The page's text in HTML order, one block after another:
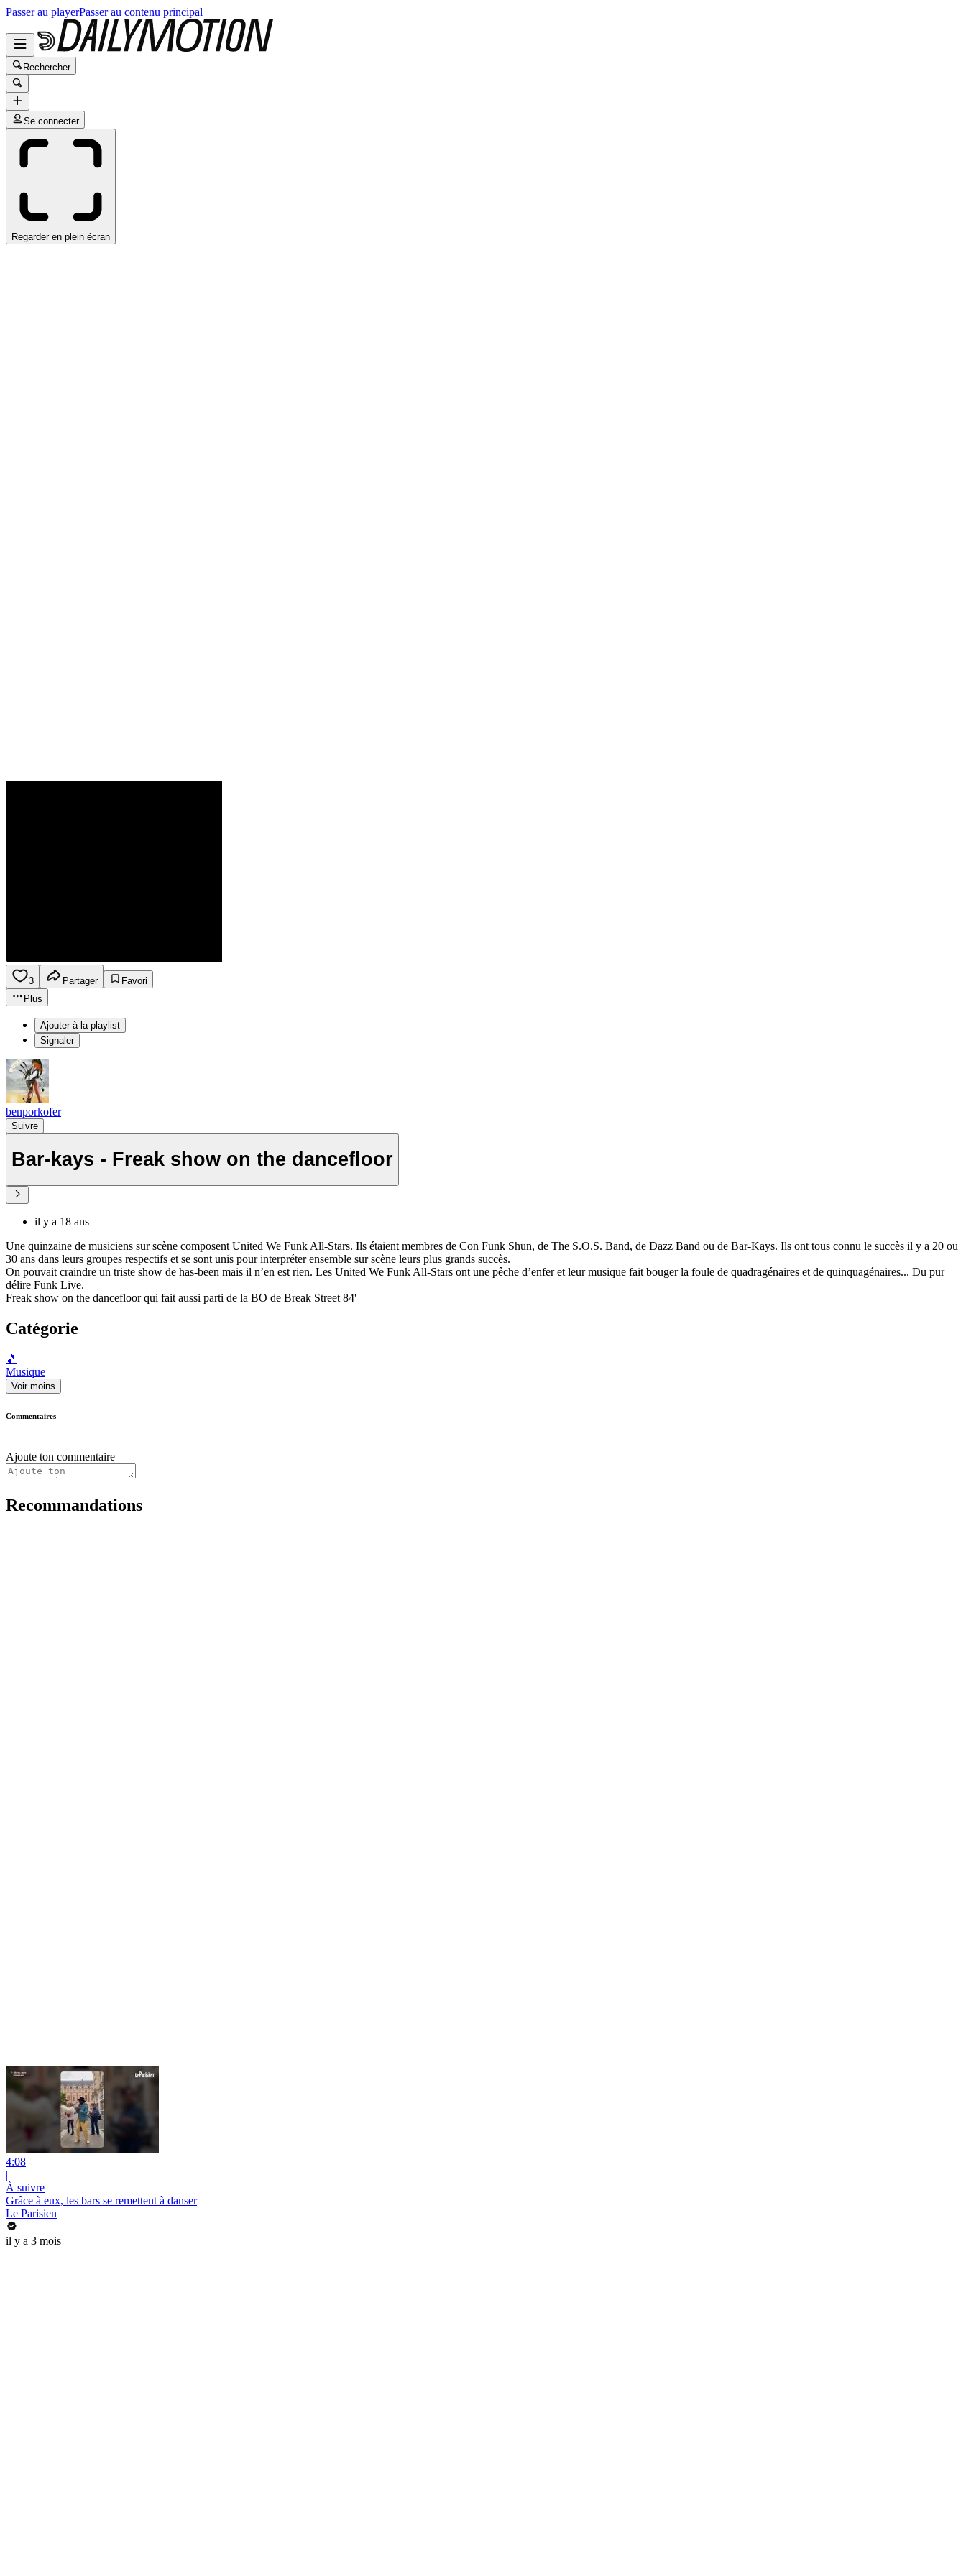
Passer au playerPasser au contenu principal
Rechercher
Se connecter
Regarder en plein écran
3 Partager
Favori
Plus
Ajouter à la playlist
Signaler
benporkofer
Suivre
Bar-kays - Freak show on the dancefloor
il y a 18 ans
Une quinzaine de musiciens sur scène composent United We Funk All-Stars. Ils étaient membres de Con Funk Shun, de The S.O.S. Band, de Dazz Band ou de Bar-Kays. Ils ont tous connu le succès il y a 20 ou
30 ans dans leurs groupes respectifs et se sont unis pour interpréter ensemble sur scène leurs plus grands succès.
On pouvait craindre un triste show de has-been mais il n’en est rien. Les United We Funk All-Stars ont une pêche d’enfer et leur musique fait bouger la foule de quadragénaires et de quinquagénaires... Du pur
délire Funk Live.
Freak show on the dancefloor qui fait aussi parti de la BO de Break Street 84'
Catégorie
🎵
Musique
Voir moins
Commentaires
Ajoute ton commentaire
Recommandations
4:08
|
À suivre
Grâce à eux, les bars se remettent à danser
Le Parisien
il y a 3 mois